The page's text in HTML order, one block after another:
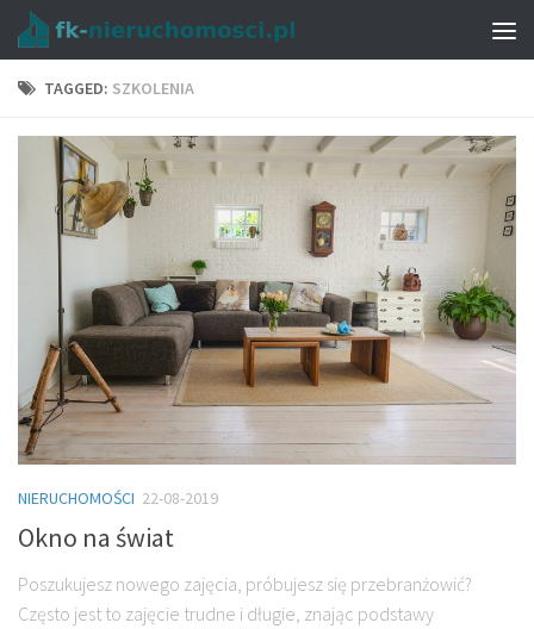
TAGGED: SZKOLENIA
NIERUCHOMOŚCI 22-08-2019
Okno na świat
Poszukujesz nowego zajęcia, próbujesz się przebranżowić?
Często jest to zajęcie trudne i długie, znając podstawy